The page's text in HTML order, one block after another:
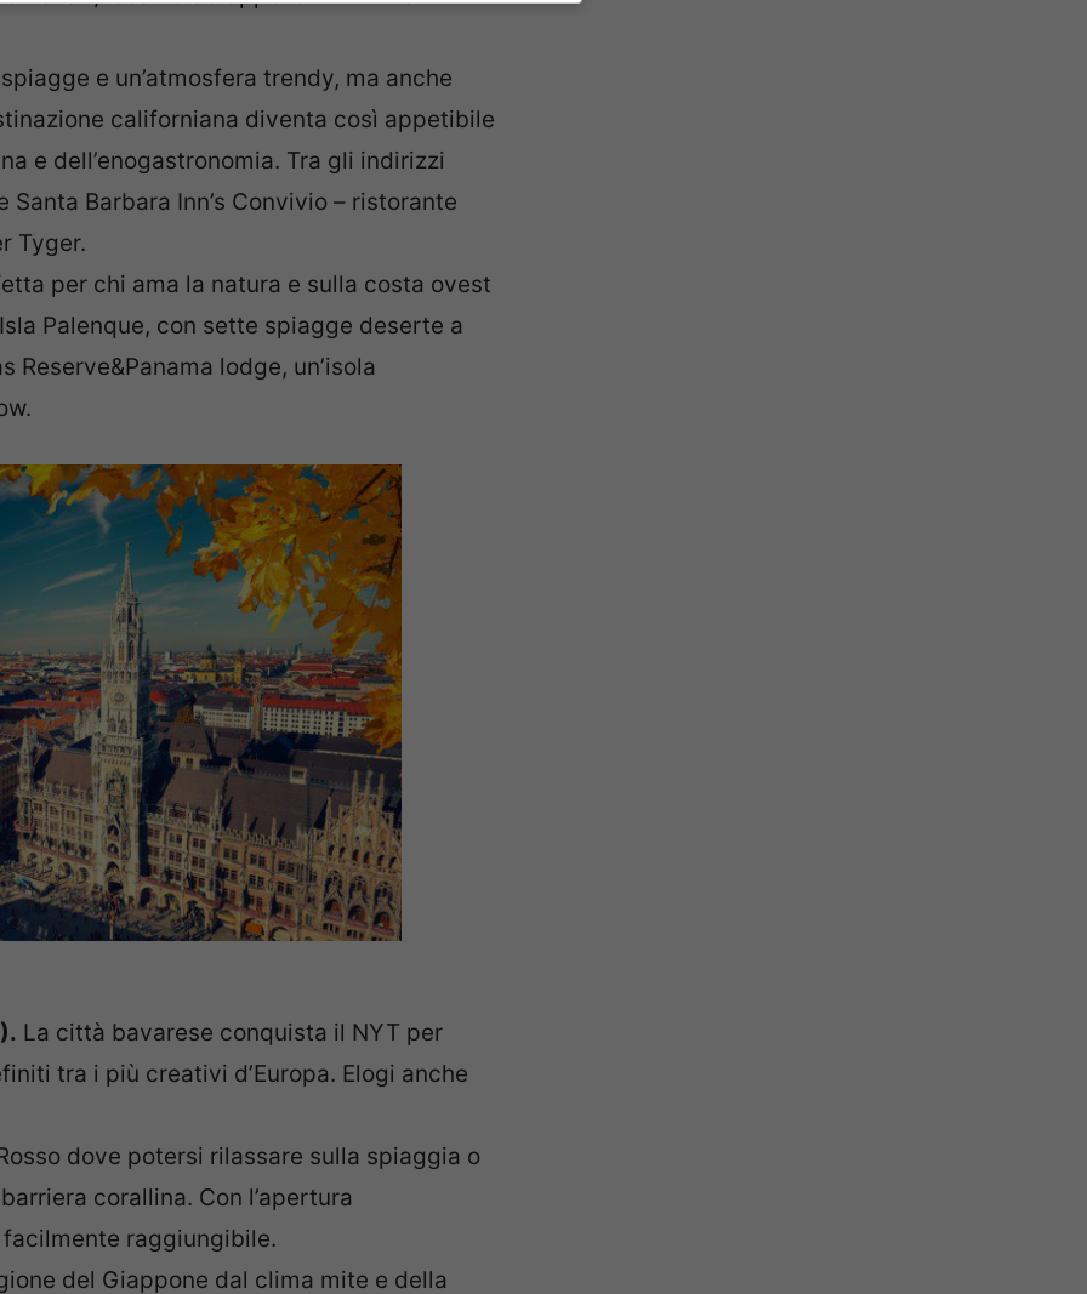
e un’atmosfera trendy, ma anche
californiana diventa così appetibile
e dell’enogastronomia. Tra gli indirizzi
Barbara Inn’s Convivio – ristorante
Tyger.
per chi ama la natura e sulla costa ovest
Palenque, con sette spiagge deserte a
Reserve&Panama lodge, un’isola
La città bavarese conquista il NYT per
tra i più creativi d’Europa. Elogi anche
dove potersi rilassare sulla spiaggia o
corallina. Con l’apertura
facilmente raggiungibile.
del Giappone dal clima mite e della